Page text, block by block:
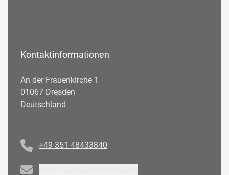
Kontaktinformationen
An der Frauenkirche 1
01067 Dresden
Deutschland
+49 351 48433840
Email